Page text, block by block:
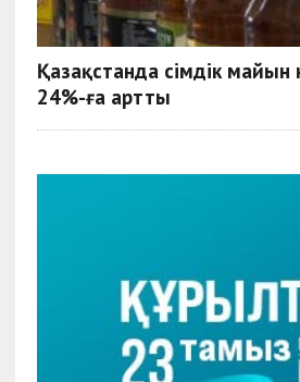
Қазақстанда өсімдік майын
24%-ға артты